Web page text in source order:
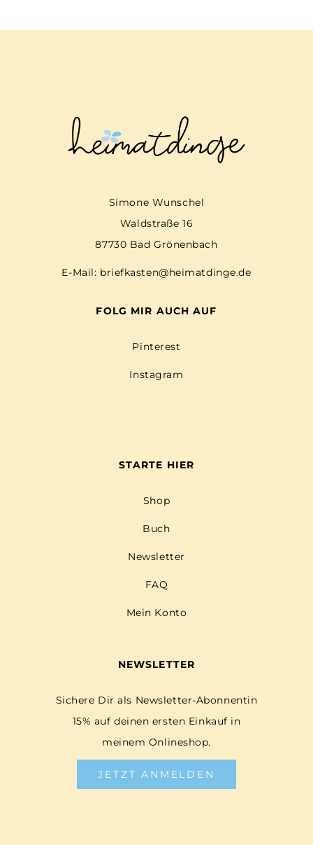
Simone Wunschel
Waldstraße 16
87730 Bad Grönenbach
E-Mail: briefkasten@heimatdinge.de
FOLG MIR AUCH AUF
Pinterest
Instagram
STARTE HIER
Shop
Buch
Newsletter
FAQ
Mein Konto
NEWSLETTER
Sichere Dir als Newsletter-Abonnentin
15% auf deinen ersten Einkauf in
meinem Onlineshop.
JETZT ANMELDEN